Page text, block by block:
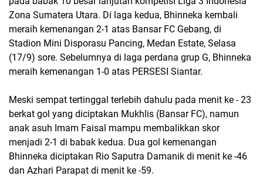
Zona Sumatera Utara. Di laga kedua, Bhinneka kembali
meraih kemenangan 2-1 atas Bansar FC Gebang, di
Stadion Mini Disporasu Pancing, Medan Estate, Selasa
(17/9) sore. Sebelumnya di laga perdana grup G, Bhinneka
meraih kemenangan 1-0 atas PERSESI Siantar.
Meski sempat tertinggal terlebih dahulu pada menit ke - 23
berkat gol yang diciptakan Mukhlis (Bansar FC), namun
anak asuh Imam Faisal mampu membalikkan skor
menjadi 2-1 di babak kedua. Dua gol kemenangan
Bhinneka diciptakan Rio Saputra Damanik di menit ke -46
dan Azhari Parapat di menit ke -59.